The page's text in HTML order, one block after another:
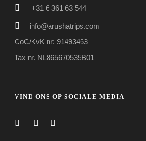
+31 6 361 63 544
info@arushatrips.com
CoC/KvK nr: 91493463
Tax nr. NL865670535B01
VIND ONS OP SOCIALE MEDIA